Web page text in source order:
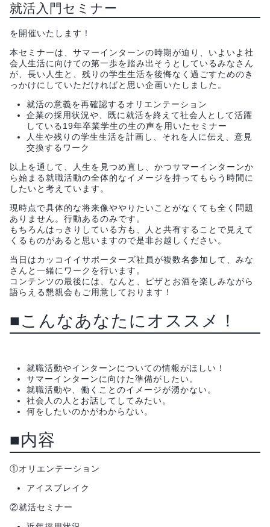
就活入門セミナー
を開催いたします！
本セミナーは、サマーインターンの時期が迫り、いよいよ社
会人生活に向けての第一歩を踏み出そうとしているみなさん
が、長い人生と、残りの学生生活を後悔なく過ごすためのき
っかけにしていただければと思い企画いたしました。
就活の意義を再確認するオリエンテーション
企業の採用状況や、既に就活を終えて社会人として活躍
している19年卒業学生の生の声を用いたセミナー
人生や残りの学生生活を計画し、それを人に伝え、意見
交換するワーク
以上を通して、人生を見つめ直し、かつサマーインターンか
ら始まる就職活動の全体的なイメージを持ってもらう時間に
したいと考えています。
現時点で具体的な将来像ややりたいことがなくても全く問題
ありません。行動あるのみです。
もちろんはっきりしている方も、人と共有することで見えて
くるものがあると思いますので是非お越しください。
当日はカッコイイサポーターズ社員が複数名参加して、みな
さんと一緒にワークを行います。
コンテンツの最後には、なんと、ピザとお酒を楽しみながら
語らえる懇親会もご用意しております！
■こんなあなたにオススメ！
就職活動やインターンについての情報がほしい！
サマーインターンに向けた準備がしたい。
就職活動や、働くことのイメージが湧かない。
社会人の人とお話してしてみたい。
何をしたいのかがわからない。
■内容
①オリエンテーション
アイスブレイク
②就活セミナー